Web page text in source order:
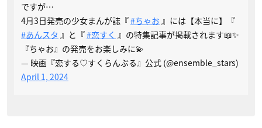
ですが…
4月3日発売の少女まんが誌『#ちゃお 』には【本当に】『
#あんスタ 』と『#恋すく 』の特集記事が掲載されます📖✨
『ちゃお』の発売をお楽しみに💫
— 映画『恋する♡すくらんぶる』公式 (@ensemble_stars)
April 1, 2024